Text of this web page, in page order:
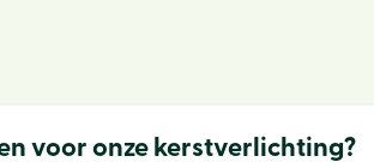
voor onze kerstverlichting?